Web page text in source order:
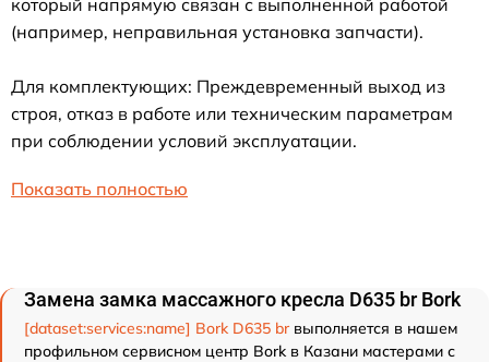
(например, неправильная установка запчасти).
Для комплектующих: Преждевременный выход из
строя, отказ в работе или техническим параметрам
при соблюдении условий эксплуатации.
Показать полностью
Замена замка массажного кресла D635 br Bork
[dataset:services:name] Bork D635 brвыполняется в нашем
профильном сервисном центр Bork в Казани мастерами с